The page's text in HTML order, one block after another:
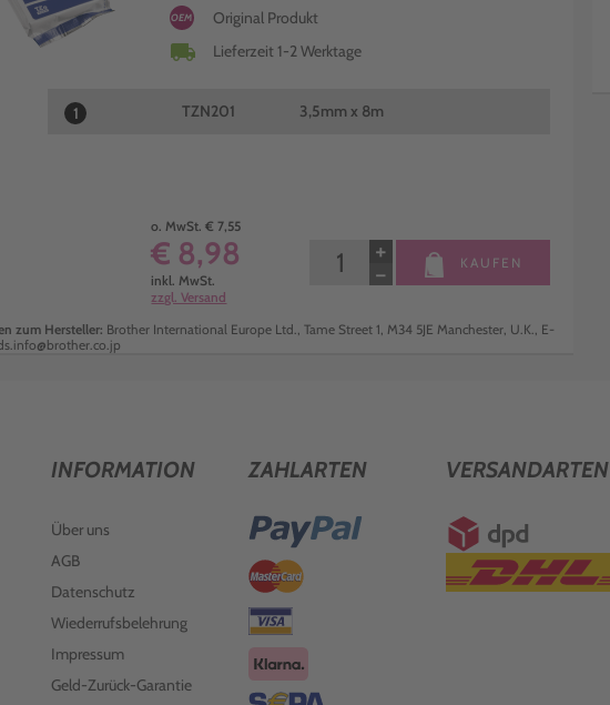
OEM Original Produkt
local_shipping Lieferzeit 1-2 Werktage
1 TZN201 3,5mm x 8m
o. MwSt. € 7,55
€ 8,98
inkl. MwSt.
zzgl. Versand
−
+ KAUFEN
zum Hersteller: Brother International Europe Ltd., Tame Street 1, M34 5JE Manchester, U.K., E-
INFORMATION
Über uns
AGB
Datenschutz
Wiederrufsbelehrung
Impressum
Geld-Zurück-Garantie
ZAHLARTEN VERSANDARTEN